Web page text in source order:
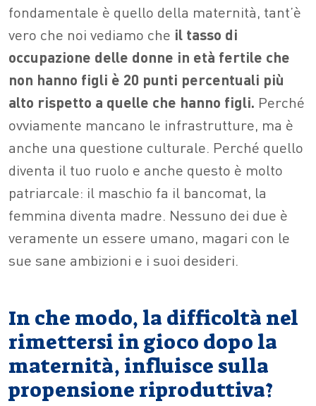
fondamentale è quello della maternità, tant’è
vero che noi vediamo che il tasso di
occupazione delle donne in età fertile che
non hanno figli è 20 punti percentuali più
alto rispetto a quelle che hanno figli. Perché
ovviamente mancano le infrastrutture, ma è
anche una questione culturale. Perché quello
diventa il tuo ruolo e anche questo è molto
patriarcale: il maschio fa il bancomat, la
femmina diventa madre. Nessuno dei due è
veramente un essere umano, magari con le
sue sane ambizioni e i suoi desideri.
In che modo, la difficoltà nel
rimettersi in gioco dopo la
maternità, influisce sulla
propensione riproduttiva?